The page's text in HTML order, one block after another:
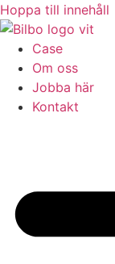
Hoppa till innehåll
Case
Om oss
Jobba här
Kontakt